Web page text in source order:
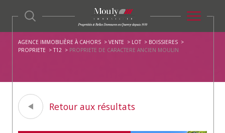
AGENCE IMMOBILIÈRE À CAHORS VENTE LOT
BOISSIERES
PROPRIETE
T12 PROPRIETE DE CARACTERE ANCIEN MOULIN
Retour aux résultats